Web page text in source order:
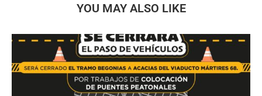
YOU MAY ALSO LIKE